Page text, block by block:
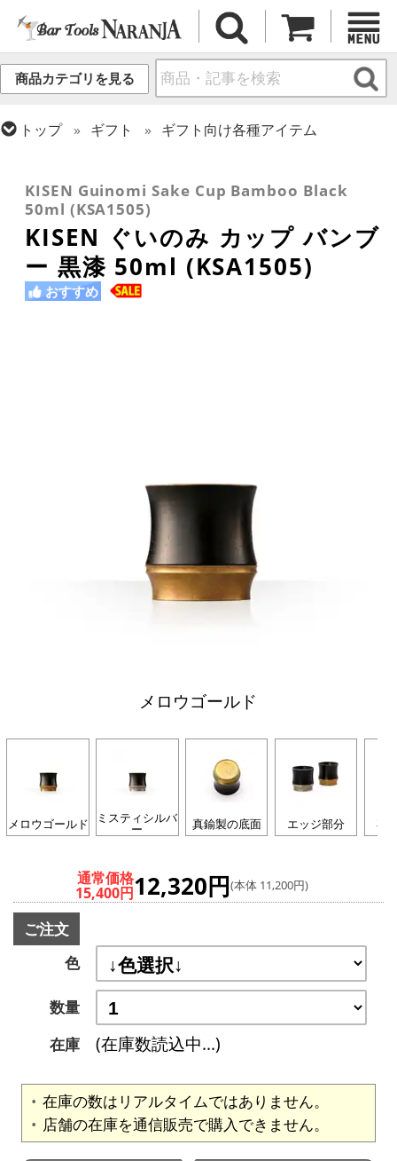
商品カテゴリを見る
トップ ギフト
ギフト向け各種アイテム
酒器 (日本酒・焼酎・泡盛)
金属カップ・その他グラス
KISEN Guinomi Sake Cup Bamboo Black
50ml (KSA1505)
KISEN ぐいのみ カップ バンブ
ー 黒漆 50ml (KSA1505)
おすすめ
メロウゴールド
メロウゴールド ミスティシルバ
ー 真鍮製の底面 エッジ部分 専
通常価格
15,400円12,320円(本体 11,200円)
ご注文
色
数量
在庫
(在庫数読込中...)
在庫の数はリアルタイムではありません。
店舗の在庫を通信販売で購入できません。